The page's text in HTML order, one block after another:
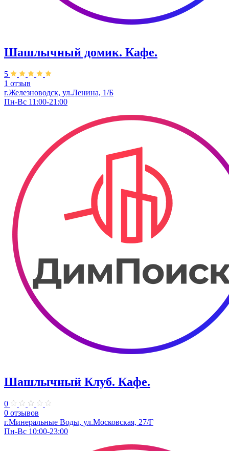
Шашлычный домик. Кафе.
5
1 отзыв
г.Железноводск, ул.Ленина, 1/Б
Пн-Вс 11:00-21:00
Шашлычный Клуб. Кафе.
0
0 отзывов
г.Минеральные Воды, ул.Московская, 27/Г
Пн-Вс 10:00-23:00